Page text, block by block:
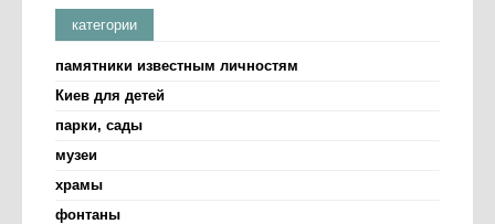
категории
памятники известным личностям
Киев для детей
парки, сады
музеи
храмы
фонтаны